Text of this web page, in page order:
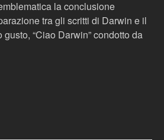
la conclusione
tra gli scritti di Darwin e il
“Ciao Darwin” condotto da